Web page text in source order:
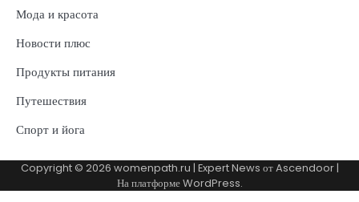
Мода и красота
Новости плюс
Продукты питания
Путешествия
Спорт и йога
Copyright © 2026 womenpath.ru | Expert News отAscendoor|
На платформеWordPress.